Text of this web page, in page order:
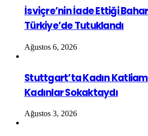
İsviçre’nin İade Ettiği
Türkiye’de Tutuklandı
Ağustos 6, 2026
Stuttgart’ta Kadın
Kadınlar Sokaktaydı
Ağustos 3, 2026